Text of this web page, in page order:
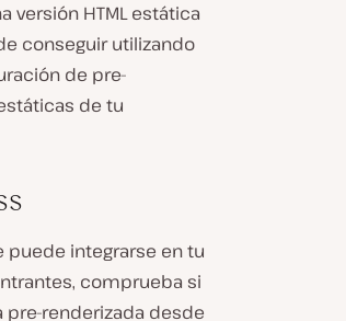
versión HTML estática
conseguir utilizando
de pre-
de tu
integrarse en tu
comprueba si
pre-renderizada desde